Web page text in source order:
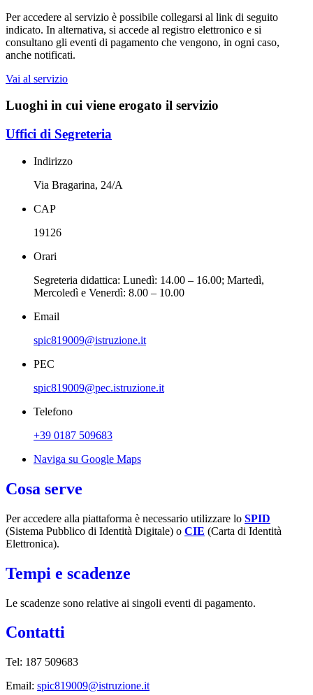
Per accedere al servizio è possibile collegarsi al link di seguito
indicato. In alternativa, si accede al registro elettronico e si
consultano gli eventi di pagamento che vengono, in ogni caso,
anche notificati.
Vai al servizio
Luoghi in cui viene erogato il servizio
Uffici di Segreteria
Indirizzo
Via Bragarina, 24/A
CAP
19126
Orari
Segreteria didattica: Lunedì: 14.00 – 16.00; Martedì,
Mercoledì e Venerdì: 8.00 – 10.00
Email
spic819009@istruzione.it
PEC
spic819009@pec.istruzione.it
Telefono
+39 0187 509683
Naviga su Google Maps
Cosa serve
Per accedere alla piattaforma è necessario utilizzare lo SPID
(Sistema Pubblico di Identità Digitale) o CIE (Carta di Identità
Elettronica).
Tempi e scadenze
Le scadenze sono relative ai singoli eventi di pagamento.
Contatti
Tel: 187 509683
Email: spic819009@istruzione.it